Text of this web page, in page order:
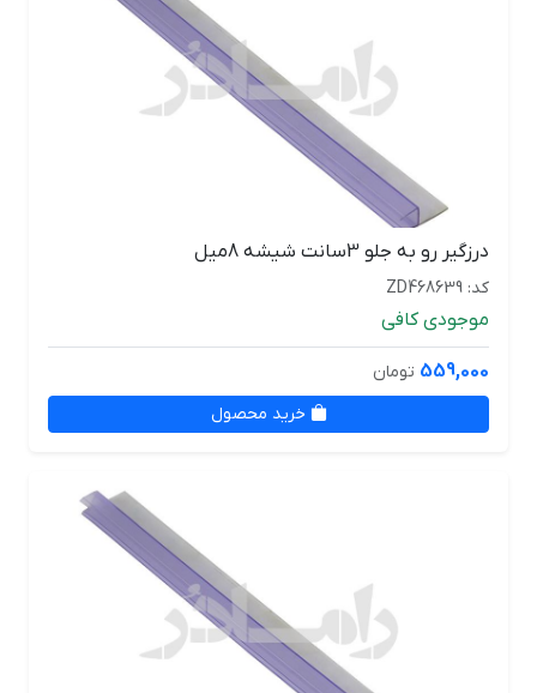
درزگیر رو به جلو 3سانت شیشه 8میل
کد: ZD468639
موجودی کافی
559,000 تومان
خرید محصول